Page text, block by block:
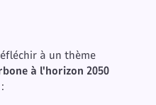
à un thème
à l'horizon 2050